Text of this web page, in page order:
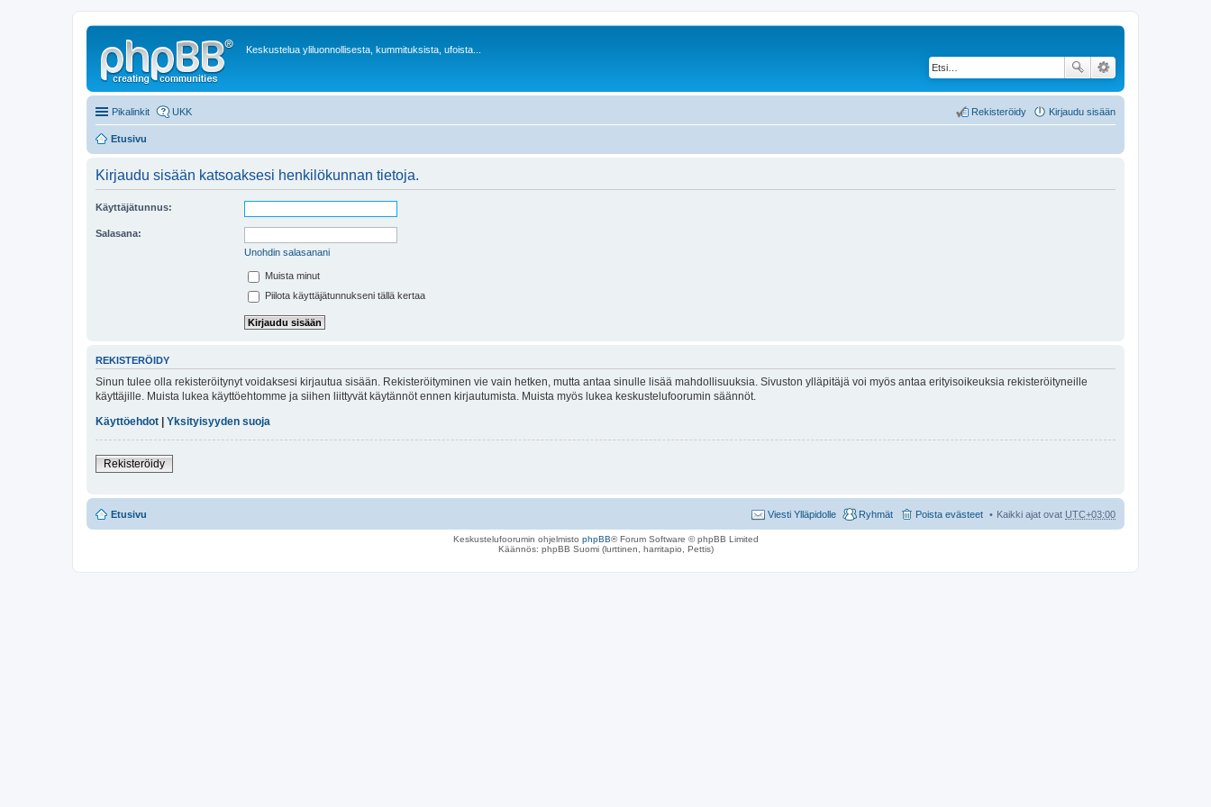
Keskustelua yliluonnollisesta, kummituksista, ufoista...
Pikalinkit UKK Kirjaudu sisään
Rekisteröidy
Etusivu
Kirjaudu sisään katsoaksesi henkilökunnan tietoja.
Käyttäjätunnus:
Salasana:
Unohdin salasanani
Muista minut
Piilota käyttäjätunnukseni tällä kertaa
REKISTERÖIDY
Sinun tulee olla rekisteröitynyt voidaksesi kirjautua sisään. Rekisteröityminen vie vain hetken, mutta antaa sinulle lisää mahdollisuuksia. Sivuston ylläpitäjä voi myös antaa erityisoikeuksia rekisteröityneille
käyttäjille. Muista lukea käyttöehtomme ja siihen liittyvät käytännöt ennen kirjautumista. Muista myös lukea keskustelufoorumin säännöt.
Käyttöehdot | Yksityisyyden suoja
Rekisteröidy
Etusivu Kaikki ajat ovat UTC+03:00
Poista evästeet
Ryhmät
Viesti Ylläpidolle
Keskustelufoorumin ohjelmisto phpBB® Forum Software © phpBB Limited
Käännös: phpBB Suomi (lurttinen, harritapio, Pettis)